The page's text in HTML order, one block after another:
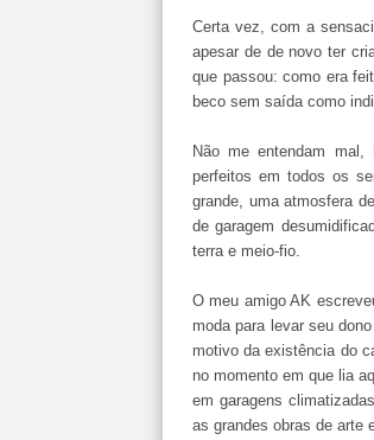
Certa vez, com a
apesar de de novo ter
que passou: como era
beco sem saída como
Não me entendam
perfeitos em todos os
grande, uma atmosfera
de garagem
terra e meio-fio.
O meu amigo AK
moda para levar seu
motivo da existência do
no momento em que lia
em garagens
as grandes obras de arte